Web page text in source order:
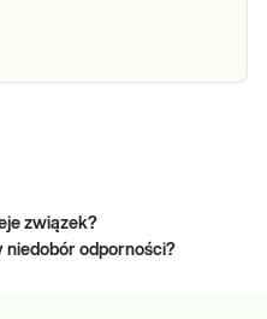
związek?
odporności?